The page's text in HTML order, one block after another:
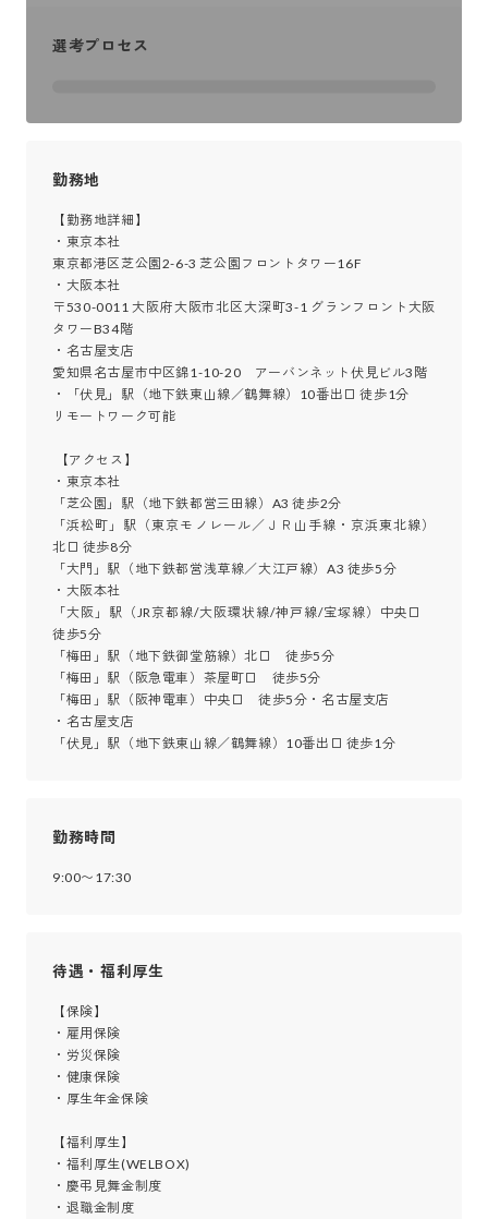
選考プロセス
勤務地
【勤務地詳細】
・東京本社
東京都港区芝公園2-6-3 芝公園フロントタワー16F
・大阪本社
〒530-0011 大阪府大阪市北区大深町3-1 グランフロント大阪
タワーB34階
・名古屋支店
愛知県名古屋市中区錦1-10-20　アーバンネット伏見ビル3階
・「伏見」駅（地下鉄東山線／鶴舞線）10番出口 徒歩1分
リモートワーク可能
・東京本社
「芝公園」駅（地下鉄都営三田線）A3 徒歩2分
「浜松町」駅（東京モノレール／ＪＲ山手線・京浜東北線）
北口 徒歩8分
「大門」駅（地下鉄都営浅草線／大江戸線）A3 徒歩5分
・大阪本社
「大阪」駅（JR京都線/大阪環状線/神戸線/宝塚線）中央口
徒歩5分
「梅田」駅（地下鉄御堂筋線）北口　徒歩5分
「梅田」駅（阪急電車）茶屋町口　徒歩5分
「梅田」駅（阪神電車）中央口　徒歩5分・名古屋支店
・名古屋支店
「伏見」駅（地下鉄東山線／鶴舞線）10番出口 徒歩1分
勤務時間
9:00〜17:30
待遇・福利厚生
【保険】
・雇用保険
・労災保険
・健康保険
・厚生年金保険
【福利厚生】
・福利厚生(WELBOX)
・慶弔見舞金制度
・退職金制度